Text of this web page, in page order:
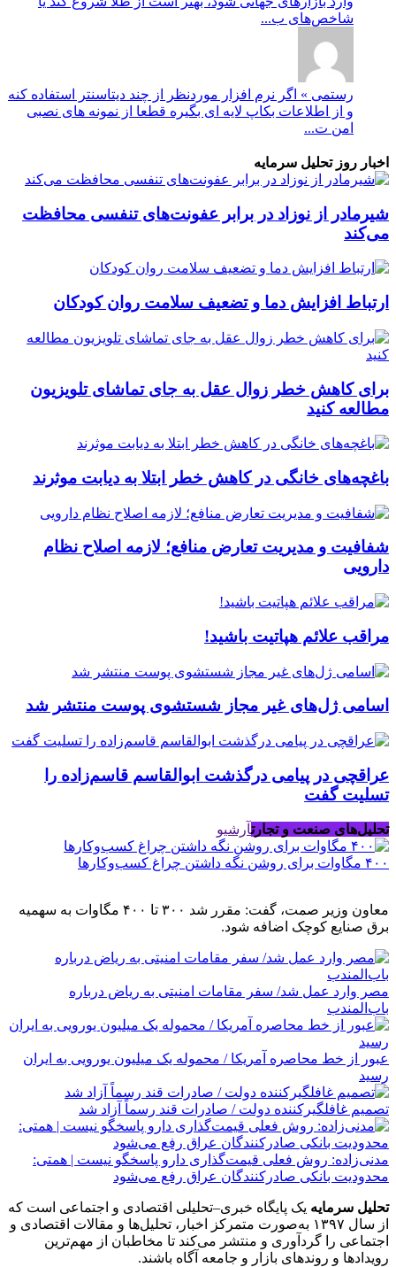
شاخص‌های ب...
رستمی » اگر نرم افزار موردنظر از چند دیتاسنتر استفاده کنه
و از اطلاعات بکاپ لایه ای بگیره قطعا از نمونه های نصبی
امن ت...
اخبار روز تحلیل سرمایه
شیرمادر از نوزاد در برابر عفونت‌های تنفسی محافظت
می‌کند
ارتباط افزایش دما و تضعیف سلامت روان کودکان
برای کاهش خطر زوال عقل به جای تماشای تلویزیون
مطالعه کنید
باغچه‌های خانگی در کاهش خطر ابتلا به دیابت موثرند
شفافیت و مدیریت تعارض منافع؛ لازمه اصلاح نظام
دارویی
مراقب علائم هپاتیت باشید!
اسامی ژل‌های غیر مجاز شستشوی پوست منتشر شد
عراقچی در پیامی درگذشت ابوالقاسم قاسم‌زاده را
تسلیت گفت
تحلیل‌های صنعت و تجارتآرشیو
۴۰۰ مگاوات برای روشن نگه داشتن چراغ کسب‌وکار‌ها
معاون وزیر صمت، گفت: مقرر شد ۳۰۰ تا ۴۰۰ مگاوات به سهمیه
برق صنایع کوچک اضافه شود.
مصر وارد عمل شد/ سفر مقامات امنیتی به ریاض درباره
باب‌المندب
عبور از خط محاصره آمریکا / محموله یک میلیون یورویی به ایران
رسید
تصمیم غافلگیرکننده دولت / صادرات قند رسماً آزاد شد
مدنی‌زاده: روش فعلی قیمت‌گذاری دارو پاسخگو نیست | همتی:
محدودیت بانکی صادرکنندگان عراق رفع می‌شود
تحلیل سرمایه یک پایگاه خبری–تحلیلی اقتصادی و اجتماعی است که
از سال ۱۳۹۷ به‌صورت متمرکز اخبار، تحلیل‌ها و مقالات اقتصادی و
اجتماعی را گردآوری و منتشر می‌کند تا مخاطبان از مهم‌ترین
رویدادها و روندهای بازار و جامعه آگاه باشند.